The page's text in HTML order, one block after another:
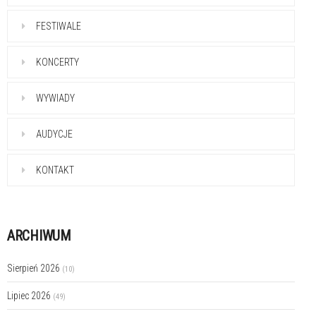
FESTIWALE
KONCERTY
WYWIADY
AUDYCJE
KONTAKT
ARCHIWUM
Sierpień 2026 (10)
Lipiec 2026 (49)